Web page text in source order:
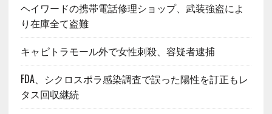
ヘイワードの携帯電話修理ショップ、武装強盗によ
り在庫全て盗難
キャピトラモール外で女性刺殺、容疑者逮捕
FDA、シクロスポラ感染調査で誤った陽性を訂正もレ
タス回収継続